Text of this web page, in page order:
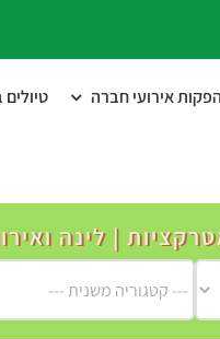
הפקות אירועי חברה טיולים
| לינה